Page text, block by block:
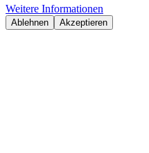
Weitere Informationen
Ablehnen Akzeptieren